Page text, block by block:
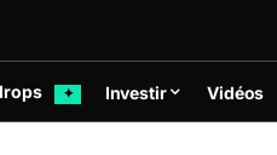
✦ Investir Vidéos